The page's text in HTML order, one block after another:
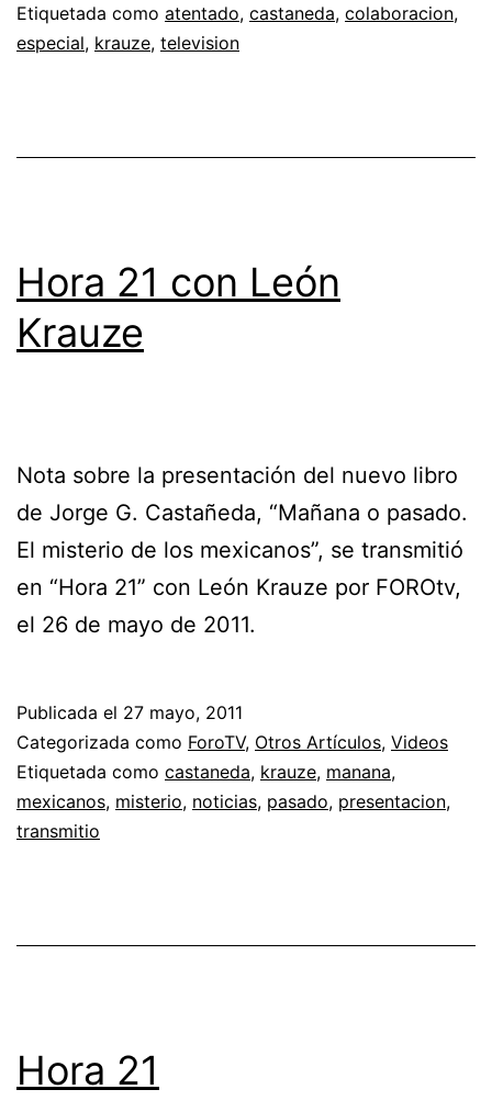
Etiquetada como atentado, castaneda, colaboracion,
especial, krauze, television
Hora 21 con León
Krauze
Nota sobre la presentación del nuevo libro
de Jorge G. Castañeda, “Mañana o pasado.
El misterio de los mexicanos”, se transmitió
en “Hora 21” con León Krauze por FOROtv,
el 26 de mayo de 2011.
Publicada el 27 mayo, 2011
Categorizada como ForoTV, Otros Artículos, Videos
Etiquetada como castaneda, krauze, manana,
mexicanos, misterio, noticias, pasado, presentacion,
transmitio
Hora 21